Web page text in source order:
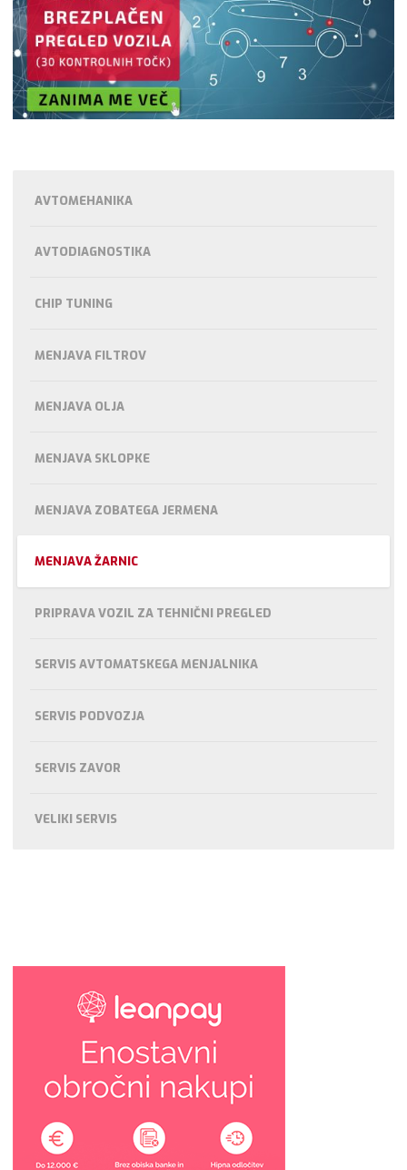
AVTOMEHANIKA
AVTODIAGNOSTIKA
CHIP TUNING
MENJAVA FILTROV
MENJAVA OLJA
MENJAVA SKLOPKE
MENJAVA ZOBATEGA JERMENA
MENJAVA ŽARNIC
PRIPRAVA VOZIL ZA TEHNIČNI PREGLED
SERVIS AVTOMATSKEGA MENJALNIKA
SERVIS PODVOZJA
SERVIS ZAVOR
VELIKI SERVIS